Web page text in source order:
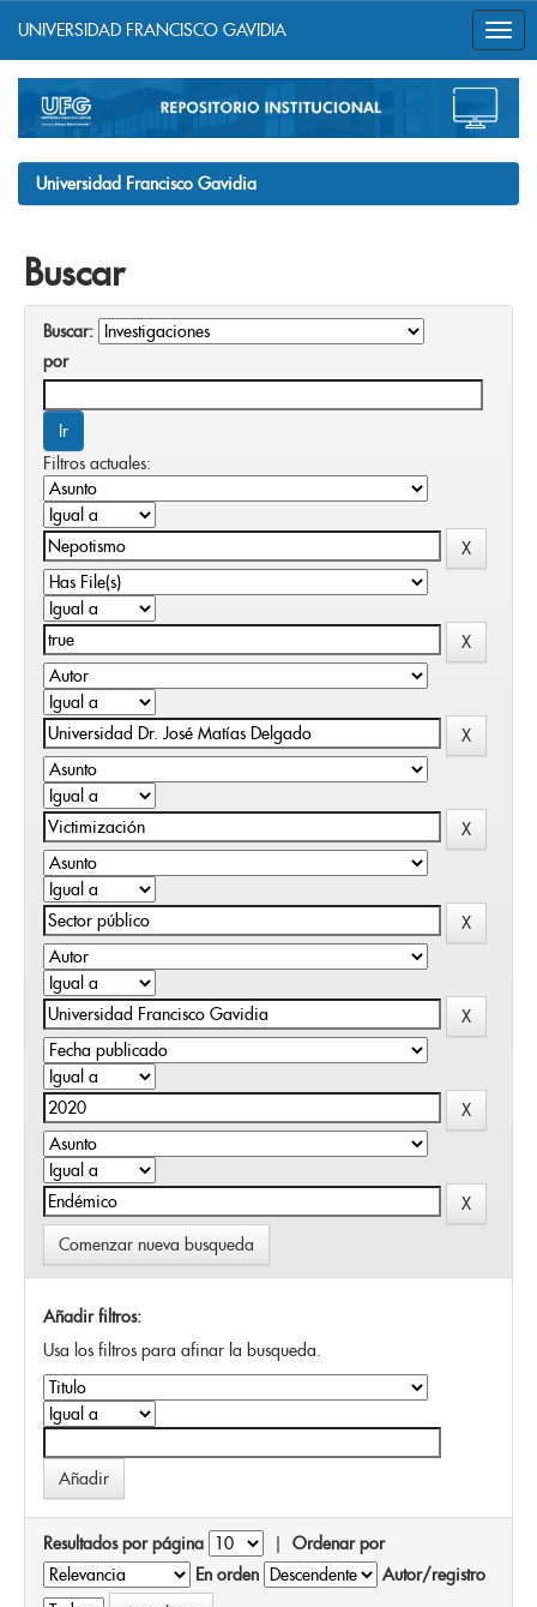
navigation
UNIVERSIDAD FRANCISCO GAVIDIA
Universidad Francisco Gavidia
Buscar
Buscar:
por
Filtros actuales:
Comenzar nueva busqueda
Añadir filtros:
Usa los filtros para afinar la busqueda.
Resultados por página | Ordenar por
En orden
Autor/registro